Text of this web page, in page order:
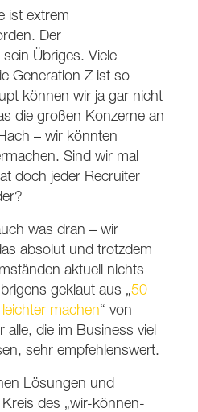
ist extrem
Der
Übriges. Viele
Generation Z ist so
können wir ja gar nicht
die großen Konzerne an
– wir könnten
Sind wir mal
doch jeder Recruiter
was dran – wir
absolut und trotzdem
aktuell nichts
geklaut aus „50
machen“ von
die im Business viel
sehr empfehlenswert.
Lösungen und
des „wir-können-